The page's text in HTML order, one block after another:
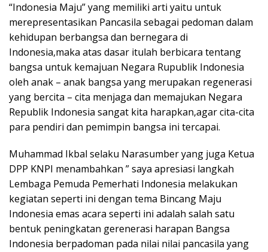
“Indonesia Maju” yang memiliki arti yaitu untuk
merepresentasikan Pancasila sebagai pedoman dalam
kehidupan berbangsa dan bernegara di
Indonesia,maka atas dasar itulah berbicara tentang
bangsa untuk kemajuan Negara Rupublik Indonesia
oleh anak – anak bangsa yang merupakan regenerasi
yang bercita – cita menjaga dan memajukan Negara
Republik Indonesia sangat kita harapkan,agar cita-cita
para pendiri dan pemimpin bangsa ini tercapai.
Muhammad Ikbal selaku Narasumber yang juga Ketua
DPP KNPI menambahkan ” saya apresiasi langkah
Lembaga Pemuda Pemerhati Indonesia melakukan
kegiatan seperti ini dengan tema Bincang Maju
Indonesia emas acara seperti ini adalah salah satu
bentuk peningkatan gerenerasi harapan Bangsa
Indonesia berpadoman pada nilai nilai pancasila yang